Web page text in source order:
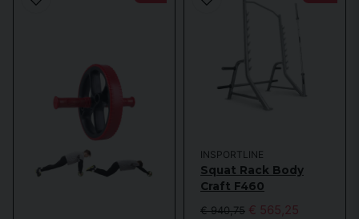
INSPORTLINE
Squat Rack Body
Craft F460
€ 940,75 € 565,25